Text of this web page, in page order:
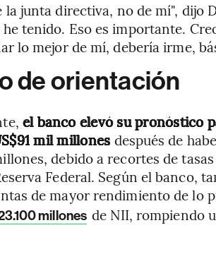
la junta directiva, no de mí", dijo
tenido. Eso es importante.
lo mejor de mí, debería irme,
de orientación
el banco elevó su pronóstico
mil millones después de
debido a recortes de
Federal. Según el banco,
de mayor rendimiento de lo
millones de NII, rompiendo